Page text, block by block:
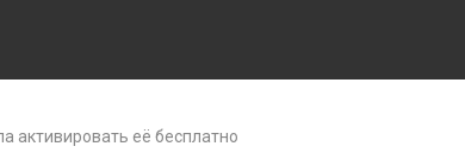
активировать её бесплатно